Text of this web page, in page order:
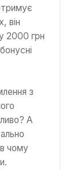
він
2000 грн
з
А
чому